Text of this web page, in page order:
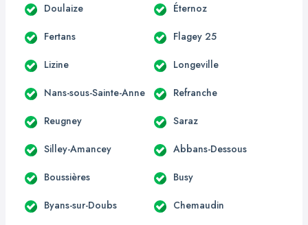
Doulaize Éternoz
Fertans Flagey 25
Lizine Longeville
Nans-sous-Sainte-Anne Refranche
Reugney Saraz
Silley-Amancey Abbans-Dessous
Boussières Busy
Byans-sur-Doubs Chemaudin